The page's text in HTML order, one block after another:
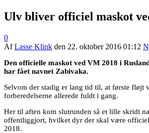
Ulv bliver officiel maskot
0
AfLasse Klink den 22. oktober 2016 01:12
Den officielle maskot ved VM 2018 i
har fået navnet Zabivaka.
Selvom der stadig er lang tid til, at første fløjt
forberedelserne allerede fuldt i gang.
Her til aften kom slutrunden så et lille skridt
offentliggjort, hvilket dyr der skal være
2018.